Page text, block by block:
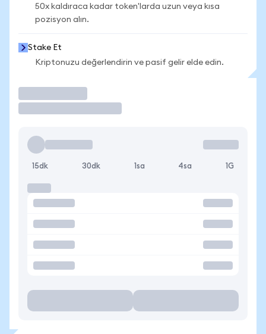
50x kaldıraca kadar token'larda uzun veya kısa
pozisyon alın.
Stake Et
Kriptonuzu değerlendirin ve pasif gelir elde edin.
15dk 30dk 1sa 4sa 1G